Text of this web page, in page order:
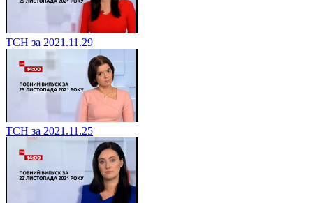
ТСН за 2021.11.29
ТСН за 2021.11.25